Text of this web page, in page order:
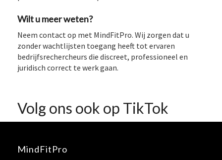
Wilt u meer weten?
Neem contact op met MindFitPro. Wij zorgen dat u
zonder wachtlijsten toegang heeft tot ervaren
bedrijfsrechercheurs die discreet, professioneel en
juridisch correct te werk gaan.
Volg ons ook op TikTok
MindFitPro